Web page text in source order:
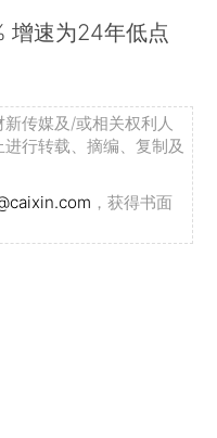
增速为24年低点
传媒及/或相关权利人
行转载、摘编、复制及
，获得书面